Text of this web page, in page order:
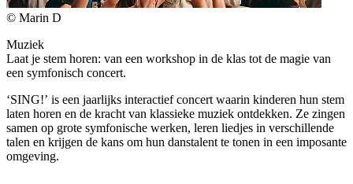
© Marin D
Muziek
Laat je stem horen: van een workshop in de klas tot de magie van
een symfonisch concert.
‘SING!’ is een jaarlijks interactief concert waarin kinderen hun stem
laten horen en de kracht van klassieke muziek ontdekken. Ze zingen
samen op grote symfonische werken, leren liedjes in verschillende
talen en krijgen de kans om hun danstalent te tonen in een imposante
omgeving.